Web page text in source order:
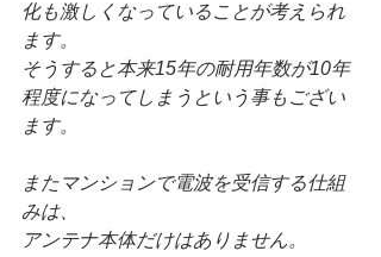
化も激しくなっていることが考えられ
ます。
そうすると本来15年の耐用年数が10年
程度になってしまうという事もござい
ます。
またマンションで電波を受信する仕組
みは、
アンテナ本体だけはありません。